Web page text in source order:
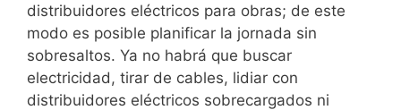
distribuidores eléctricos para obras; de este
modo es posible planificar la jornada sin
sobresaltos. Ya no habrá que buscar
electricidad, tirar de cables, lidiar con
distribuidores eléctricos sobrecargados ni